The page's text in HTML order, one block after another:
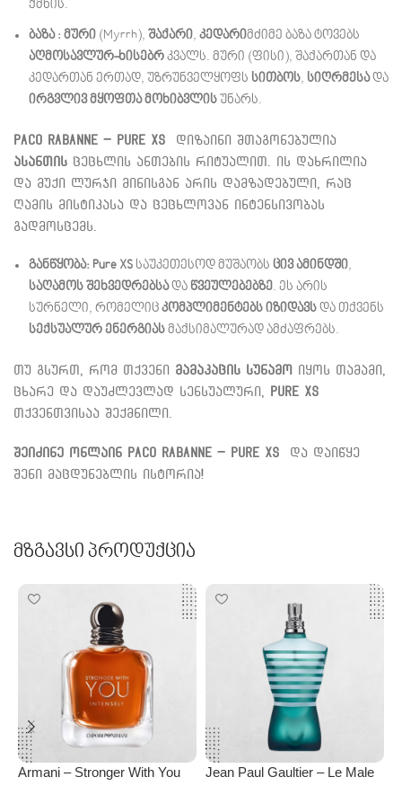
ქმნის.
ბაზა : მური (Myrrh), შაქარი, კედარიმძიმე ბაზა ტოვებს
აღმოსავლურ-ხისებრ კვალს. მური (ფისი), შაქართან და
კედართან ერთად, უზრუნველყოფს სითბოს, სიღრმესადა
ირგვლივ მყოფთა მოხიბვლის უნარს.
Paco Rabanne – Pure XS
დიზაინი შთაგონებულია
ასანთის ცეცხლის ანთების რიტუალით. ის დახრილია
და მუქი ლურჯი მინისგან არის დამზადებული, რაც
ღამის მისტიკასა და ცეცხლოვან ინტენსივობას
გადმოსცემს.
განწყობა: Pure XS საუკეთესოდ მუშაობს ცივ ამინდში,
საღამოს შეხვედრებსადა წვეულებებზე. ეს არის
სურნელი, რომელიც კომპლიმენტებს იზიდავს და თქვენს
სექსუალურ ენერგიას მაქსიმალურად ამძაფრებს.
თუ გსურთ, რომ თქვენი მამაკაცის სუნამო
იყოს თამამი,
ცხარე და დაუძლევლად სენსუალური,
Pure XS
თქვენთვისაა შექმნილი.
შეიძინე ონლაინ Paco Rabanne – Pure XS
და დაიწყე
შენი მაცდუნებლის ისტორია!
Მზგავსი Პროდუქცია
Armani – Stronger With You
Jean Paul Gaultier – Le Male